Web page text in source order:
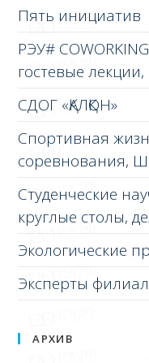
Пять инициатив
РЭУ#
гостевые
СДОГ «ҚАЛҚОН»
Спортивная
соревнования,
Студенческие
круглые столы,
Экологические
Эксперты
АРХИВ